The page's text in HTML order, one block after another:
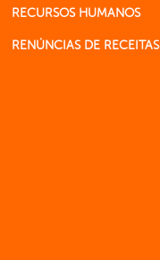
RECURSOS HUMANOS
RENÚNCIAS DE RECEITAS